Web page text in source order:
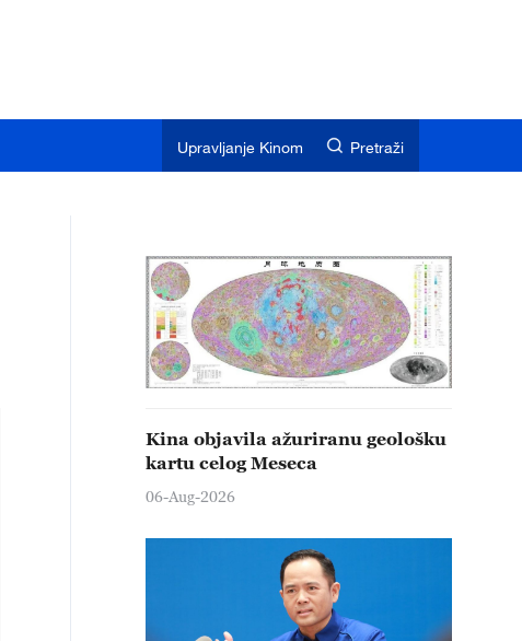
Upravljanje Kinom Pretraži
Kina objavila ažuriranu geološku
kartu celog Meseca
06-Aug-2026